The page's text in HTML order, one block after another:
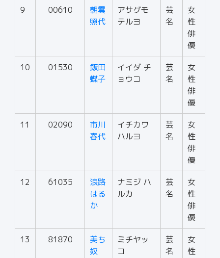
9 00610
朝雲
照代
アサグモ
テルヨ
芸
名
女
性
俳
優
10 01530
飯田
蝶子
イイダ チ
ョウコ
芸
名
女
性
俳
優
11 02090
市川
春代
イチカワ
ハルヨ
芸
名
女
性
俳
優
12 61035
浪路
はる
か
ナミジ ハ
ルカ
芸
名
女
性
俳
優
13 81870
美ち
奴
ミチヤッ
コ
芸
名
女
性